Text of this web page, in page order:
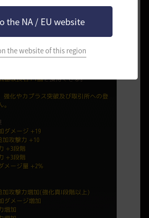
the NA / EU website
the website of this region